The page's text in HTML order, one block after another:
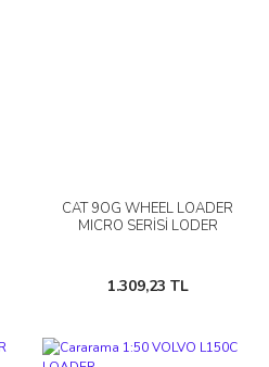
CAT 9OG WHEEL LOADER
MICRO SERİSİ LODER
1.309,23 TL